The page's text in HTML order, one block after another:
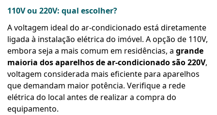
110V ou 220V: qual escolher?
A voltagem ideal do ar-condicionado está diretamente
ligada à instalação elétrica do imóvel. A opção de 110V,
embora seja a mais comum em residências, a grande
maioria dos aparelhos de ar-condicionado são 220V,
voltagem considerada mais eficiente para aparelhos
que demandam maior potência. Verifique a rede
elétrica do local antes de realizar a compra do
equipamento.